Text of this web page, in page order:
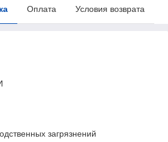
Оплата Условия возврата
загрязнений